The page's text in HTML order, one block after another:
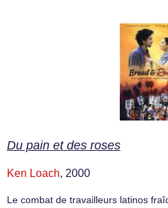
Du pain et des roses
Ken Loach, 2000
Le combat de travailleurs latinos